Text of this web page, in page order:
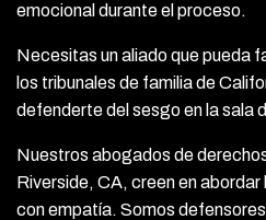
emocional durante el proceso.
Necesitas un aliado que pueda
los tribunales de familia de
defenderte del sesgo en la sala
Nuestros abogados de
Riverside, CA, creen en
con empatía. Somos